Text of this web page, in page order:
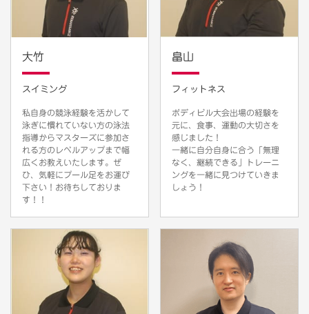
大竹
スイミング
私自身の競泳経験を活かして
泳ぎに慣れていない方の泳法
指導からマスターズに参加さ
れる方のレベルアップまで幅
広くお教えいたします。ぜ
ひ、気軽にプール足をお運び
下さい！お待ちしておりま
す！！
畠山
フィットネス
ボディビル大会出場の経験を
元に、食事、運動の大切さを
感じました！
一緒に自分自身に合う「無理
なく、継続できる」トレーニ
ングを一緒に見つけていきま
しょう！